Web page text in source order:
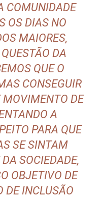
COMUNIDADE
OS DIAS NO
MAIORES,
DA
QUE O
CONSEGUIR
MOVIMENTO DE
A
PARA QUE
SE SINTAM
SOCIEDADE,
OBJETIVO DE
DE INCLUSÃO